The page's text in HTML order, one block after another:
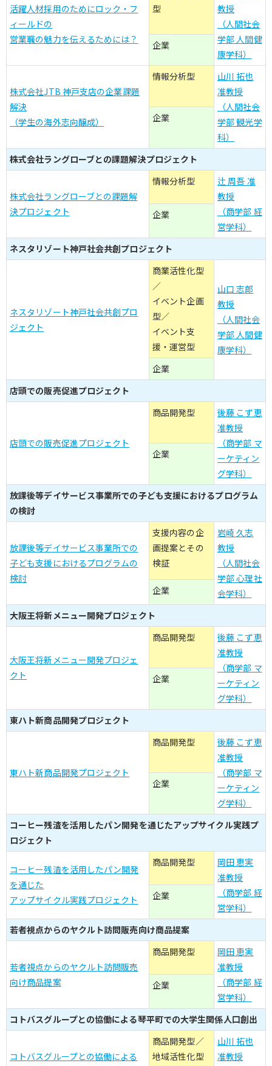
活躍人材採用のためにロック・フ
ィールドの
営業職の魅力を伝えるためには？
型
教授
（人間社会
学部 人間健
康学科）
企業
株式会社JTB 神戸支店の企業課題
解決
（学生の海外志向醸成）
情報分析型
山川 拓也
准教授
（人間社会
学部 観光学
科）
企業
株式会社ラングローブとの課題解決プロジェクト
株式会社ラングローブとの課題解
決プロジェクト
情報分析型
辻 周吾 准
教授
（商学部 経
営学科）
企業
ネスタリゾート神戸社会共創プロジェクト
ネスタリゾート神戸社会共創プロ
ジェクト
商業活性化型
／
イベント企画
型／
イベント支
援・運営型
山口 志郎
教授
（人間社会
学部 人間健
康学科）
企業
店頭での販売促進プロジェクト
店頭での販売促進プロジェクト
商品開発型
後藤 こず恵
准教授
（商学部 マ
ーケティン
グ学科）
企業
放課後等デイサービス事業所での子ども支援におけるプログラム
の検討
放課後等デイサービス事業所での
子ども支援におけるプログラムの
検討
支援内容の企
画提案とその
検証
岩崎 久志
教授
（人間社会
学部 心理社
会学科）
企業
大阪王将新メニュー開発プロジェクト
大阪王将新メニュー開発プロジェ
クト
商品開発型
後藤 こず恵
准教授
（商学部 マ
ーケティン
グ学科）
企業
東ハト新商品開発プロジェクト
東ハト新商品開発プロジェクト
商品開発型
後藤 こず恵
准教授
（商学部 マ
ーケティン
グ学科）
企業
コーヒー残渣を活用したパン開発を通じたアップサイクル実践プ
ロジェクト
コーヒー残渣を活用したパン開発
を通じた
アップサイクル実践プロジェクト
商品開発型
岡田 恵実
准教授
（商学部 経
営学科）
企業
若者視点からのヤクルト訪問販売向け商品提案
若者視点からのヤクルト訪問販売
向け商品提案
商品開発型
岡田 恵実
准教授
（商学部 経
営学科）
企業
コトバスグループとの協働による琴平町での大学生関係人口創出
コトバスグループとの協働による
商品開発型／
地域活性化型
山川 拓也
准教授